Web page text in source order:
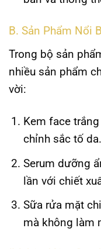
B. Sản Phẩm Nổi
Trong bộ sản
nhiều sản phẩm
vời:
Kem face
chỉnh sắc tố da.
Serum dưỡng
lần với chiết
Sữa rửa mặt
mà không làm